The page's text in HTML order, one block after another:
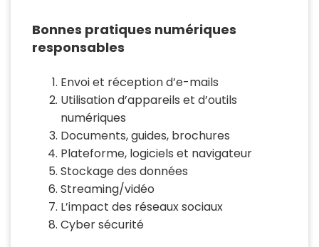
Bonnes pratiques numériques
responsables
Envoi et réception d’e-mails
Utilisation d’appareils et d’outils
numériques
Documents, guides, brochures
Plateforme, logiciels et navigateur
Stockage des données
Streaming/vidéo
L’impact des réseaux sociaux
Cyber sécurité